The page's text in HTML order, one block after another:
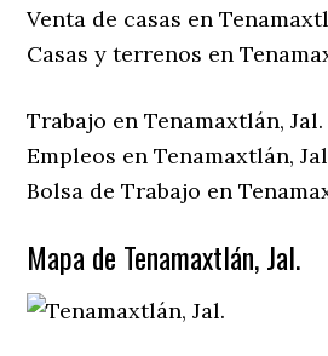
Venta de casas en
Casas y terrenos en
Trabajo en Tenamaxtlán, Jal.
Empleos en Tenamaxtlán,
Bolsa de Trabajo en
Mapa de Tenamaxtlán, Jal.